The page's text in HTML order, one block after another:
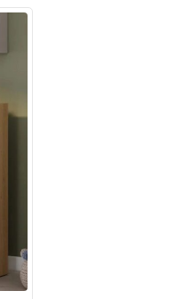
Code senden
über Neuigkeiten und
Ihre Daten für